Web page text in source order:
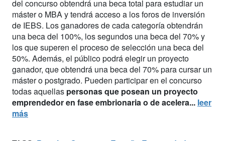
del concurso obtendrá una beca total para estudiar un
máster o MBA y tendrá acceso a los foros de inversión
de IEBS. Los ganadores de cada categoría obtendrán
una beca del 100%, los segundos una beca del 70% y
los que superen el proceso de selección una beca del
50%. Además, el público podrá elegir un proyecto
ganador, que obtendrá una beca del 70% para cursar un
máster o postgrado. Pueden participar en el concurso
todas aquellas personas que posean un proyecto
emprendedor en fase embrionaria o de acelera... leer
más